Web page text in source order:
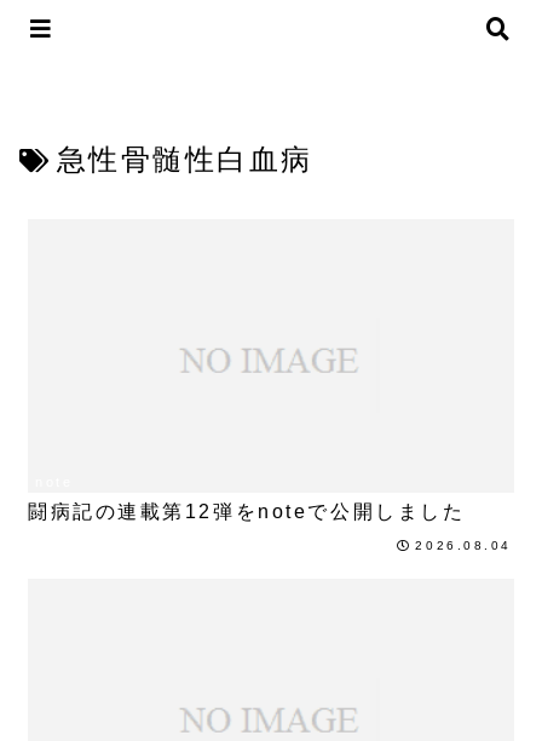
急性骨髄性白血病
闘病記の連載第12弾をnoteで公開しました
2026.08.04